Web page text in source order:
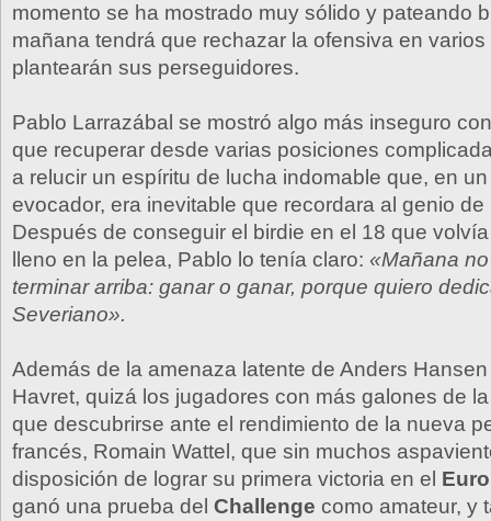
momento se ha mostrado muy sólido y pateando
mañana tendrá que rechazar la ofensiva en
plantearán sus perseguidores.
Pablo Larrazábal se mostró algo más inseguro
que recuperar desde varias posiciones
a relucir un espíritu de lucha indomable que, en
evocador, era inevitable que recordara al genio de
Después de conseguir el birdie en el 18 que
lleno en la pelea, Pablo lo tenía claro: «Mañana
terminar arriba: ganar o ganar, porque quiero
Severiano».
Además de la amenaza latente de Anders
Havret, quizá los jugadores con más galones de
que descubrirse ante el rendimiento de la nueva
francés, Romain Wattel, que sin muchos
disposición de lograr su primera victoria en el
ganó una prueba del Challenge como amateur, y